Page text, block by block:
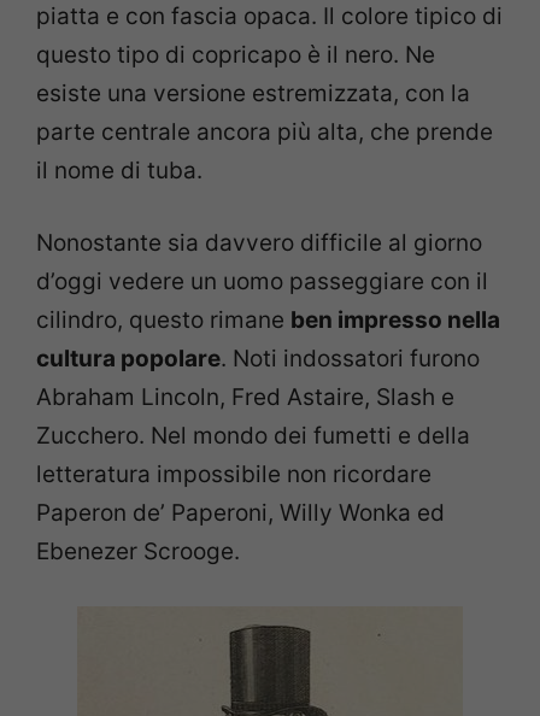
piatta e con fascia opaca. Il colore tipico di
questo tipo di copricapo è il nero. Ne
esiste una versione estremizzata, con la
parte centrale ancora più alta, che prende
il nome di tuba.
Nonostante sia davvero difficile al giorno
d’oggi vedere un uomo passeggiare con il
cilindro, questo rimane ben impresso nella
cultura popolare. Noti indossatori furono
Abraham Lincoln, Fred Astaire, Slash e
Zucchero. Nel mondo dei fumetti e della
letteratura impossibile non ricordare
Paperon de’ Paperoni, Willy Wonka ed
Ebenezer Scrooge.